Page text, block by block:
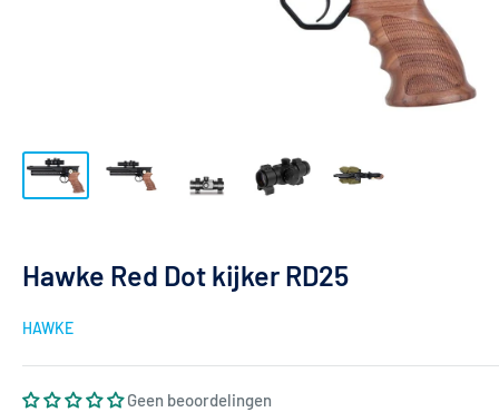
Hawke Red Dot kijker RD25
HAWKE
Geen beoordelingen